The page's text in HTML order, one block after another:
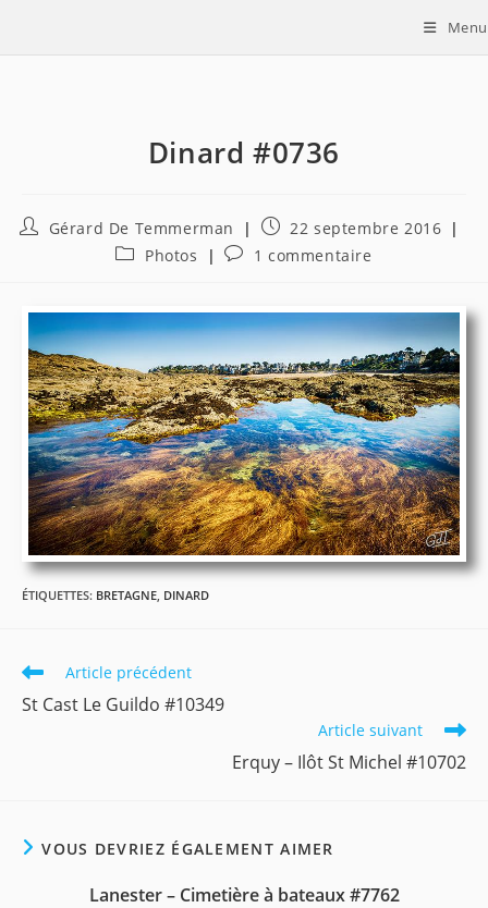
Menu
Dinard #0736
Auteur/autrice
Gérard De Temmerman
Publication
22 septembre 2016
PostPhotos
Commentaires
publication :
1 commentaire
ÉTIQUETTES: BRETAGNE DINARD
Read
articles
Article précédent
St Cast Le Guildo #10349
Article suivant
Erquy – Ilôt St Michel #10702
VOUS DEVRIEZ ÉGALEMENT AIMER
Lanester – Cimetière à bateaux #7762